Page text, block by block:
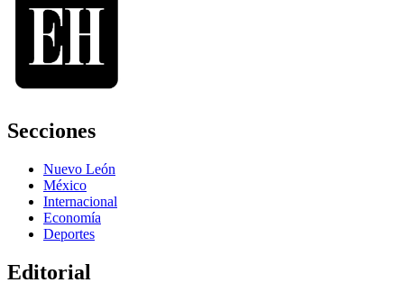
Secciones
Nuevo León
México
Internacional
Economía
Deportes
Editorial